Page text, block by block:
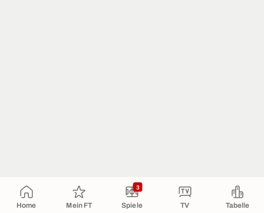
Home Mein FT Spiele
3
TV Tabelle